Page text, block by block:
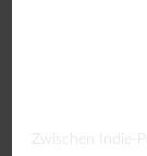
Zwischen Indie-